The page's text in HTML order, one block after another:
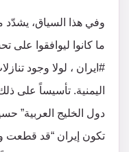
وفي هذا السياق، يشدّد
ما كانوا ليوافقوا على
#ايران ، لولا وجود
اليمنية. تأسيساً على
دول الخليج العربية”
تكون إيران “قد قطعت